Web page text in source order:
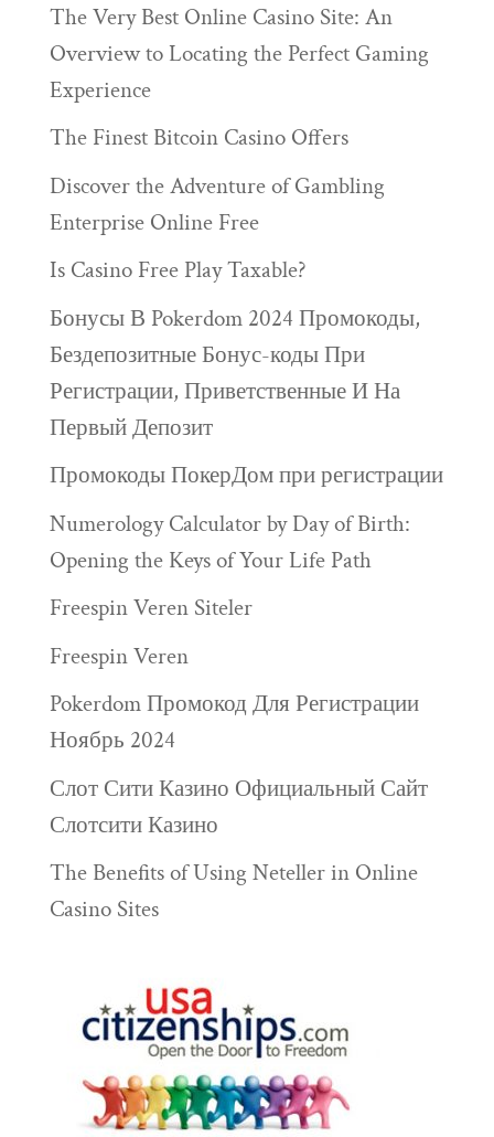
The Very Best Online Casino Site: An
Overview to Locating the Perfect Gaming
Experience
The Finest Bitcoin Casino Offers
Discover the Adventure of Gambling
Enterprise Online Free
Is Casino Free Play Taxable?
Бонусы В Pokerdom 2024 Промокоды,
Бездепозитные Бонус-коды При
Регистрации, Приветственные И На
Первый Депозит
Промокоды ПокерДом при регистрации
Numerology Calculator by Day of Birth:
Opening the Keys of Your Life Path
Freespin Veren Siteler
Freespin Veren
Pokerdom Промокод Для Регистрации
Ноябрь 2024
Слот Сити Казино Официальный Сайт
Слотсити Казино
The Benefits of Using Neteller in Online
Casino Sites